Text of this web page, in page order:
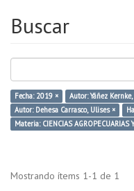
Buscar
Fecha: 2019 × Autor: Yáñez
Autor: Dehesa Carrasco, Ulises ×
Materia: CIENCIAS AGROPECUARIAS
Mostrando ítems 1-1 de 1